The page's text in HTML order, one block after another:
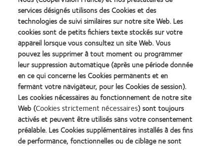
réglementations locales, précautions, indications, contre-indications et
avertissements, veuillez consulter la notice d'utilisation. Le port de
lentilles de contact est possible sous réserve de non-contre-indication
médicale au port de lentilles et soumis à une prescription médicale.
Dispositifs médicaux de classe IIa. Ces dispositifs médicaux sont des
produits de santé réglementés qui portent, au titre de cette
réglementation, le marquage CE0123.
Fabricant : CooperVision Manufacturing Ltd. Dispositifs médicaux non pris
en charge par l’Assurance Maladie excepté si prescription dans les
indications suivantes : astigmatisme irrégulier, myopie ≥ 8,00D, strabisme
accommodatif, aphakie, anisométropie à 3,00D, kératocône.
COOPERVISION SAS au capital de 71 712€ dont le siège social est situé
Immeuble Les 2 Arcs bât B - 1800 Route des Crêtes B.P. 273 - 06905
services désignés utilisons des Cookies et des
technologies de suivi similaires sur notre site Web. Les
cookies sont de petits fichiers texte stockés sur votre
appareil lorsque vous consultez un site Web. Vous
pouvez les supprimer à tout moment ou programmer
leur suppression automatique (après une période donnée
en ce qui concerne les Cookies permanents et en
fermant votre navigateur, pour les Cookies de session).
Les cookies nécessaires au fonctionnement de notre site
Web (Cookies strictement nécessaires) sont toujours
activés et peuvent être utilisés sans votre consentement
préalable. Les Cookies supplémentaires installés à des fins
de performance, fonctionnelles ou de ciblage ne sont